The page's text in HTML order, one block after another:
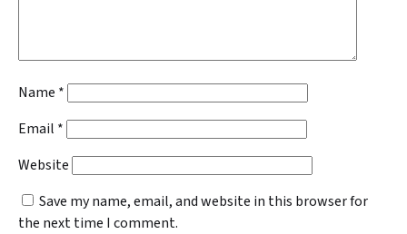
Name *
Email *
Website
Save my name, email, and website in this browser for
the next time I comment.